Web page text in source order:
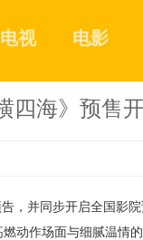
电视 电影
四海》预售
告，并同步开启全国影
燃动作场面与细腻温情